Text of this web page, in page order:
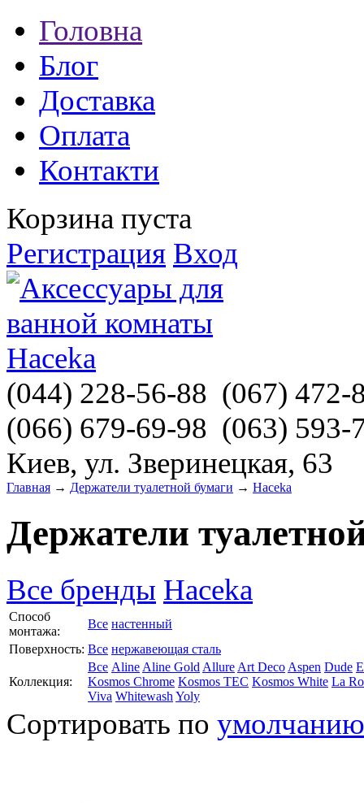
Головна
Блог
Доставка
Оплата
Контакти
Корзина пуста
Регистрация Вход
(044) 228-56-88 (067) 472-
(066) 679-69-98 (063) 593-
Киев, ул. Зверинецкая, 63
Главная → Держатели туалетной бумаги → Haceka
Держатели
Все бренды Haceka
Способ
монтажа:
Все настенный
Поверхность: Все нержавеющая сталь
Коллекция:
Все Aline Aline Gold Allure Art Deco Aspen Dude
Kosmos Chrome Kosmos TEC Kosmos White La
Viva Whitewash Yoly
Сортировать по умолчанию